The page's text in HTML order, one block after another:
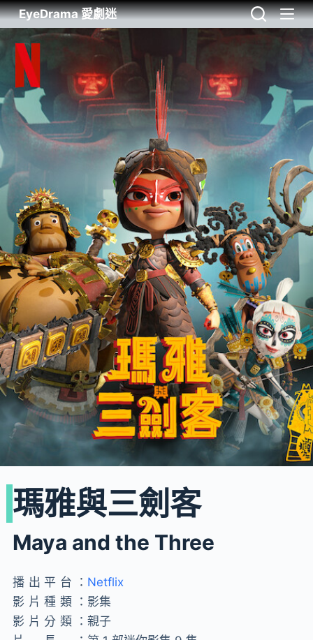
EyeDrama 愛劇迷
瑪雅與三劍客
Maya and the Three
播出平台： Netflix
影片種類： 影集
影片分類：親子